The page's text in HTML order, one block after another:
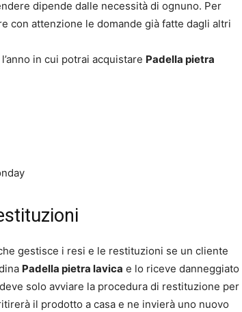
dipende dalle necessità di ognuno. Per
con attenzione le domande già fatte dagli altri
in cui potrai acquistare Padella pietra
gestisce i resi e le restituzioni se un cliente
Padella pietra lavica e lo riceve danneggiato
solo avviare la procedura di restituzione per
il prodotto a casa e ne invierà uno nuovo